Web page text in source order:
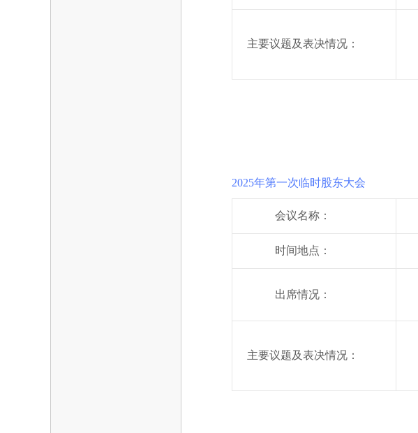
主要议题及表决情况：
2025年第一次临时股东大会
会议名称：
时间地点：
出席情况：
主要议题及表决情况：